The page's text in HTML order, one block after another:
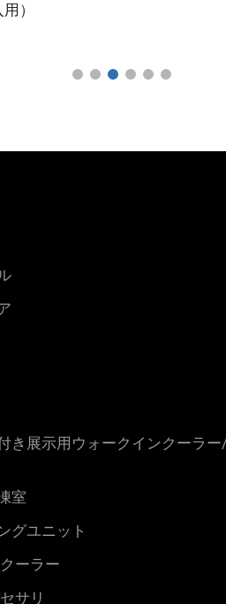
庫
き展示用ウォークインクーラー
室
グユニット
ーラー
サリ